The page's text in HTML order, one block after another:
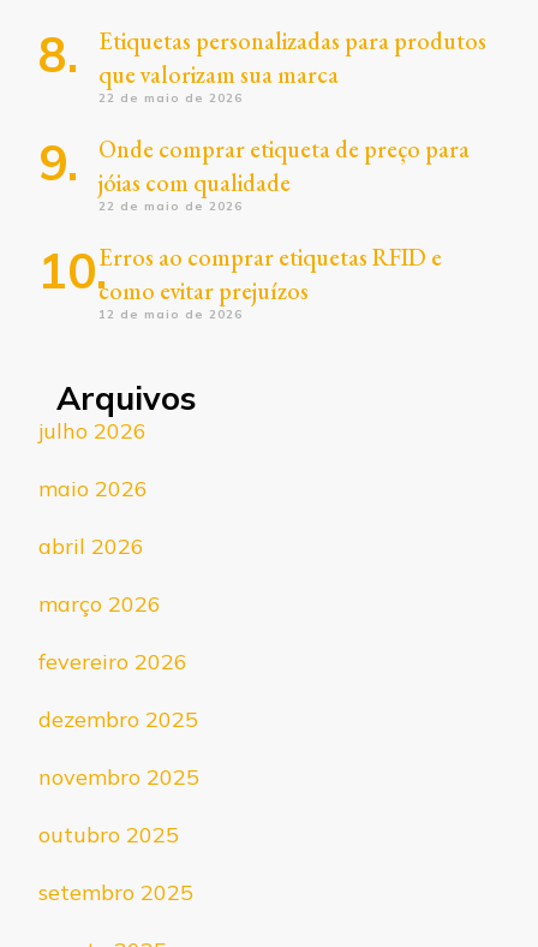
Etiquetas personalizadas para produtos
que valorizam sua marca
22 de maio de 2026
Onde comprar etiqueta de preço para
jóias com qualidade
22 de maio de 2026
Erros ao comprar etiquetas RFID e
como evitar prejuízos
12 de maio de 2026
Arquivos
julho 2026
maio 2026
abril 2026
março 2026
fevereiro 2026
dezembro 2025
novembro 2025
outubro 2025
setembro 2025